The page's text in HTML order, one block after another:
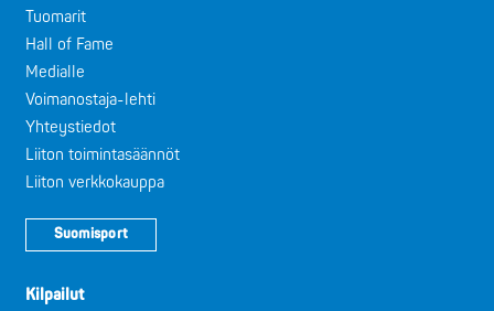
Tuomarit
Hall of Fame
Medialle
Voimanostaja-lehti
Yhteystiedot
Liiton toimintasäännöt
Liiton verkkokauppa
Suomisport
Kilpailut